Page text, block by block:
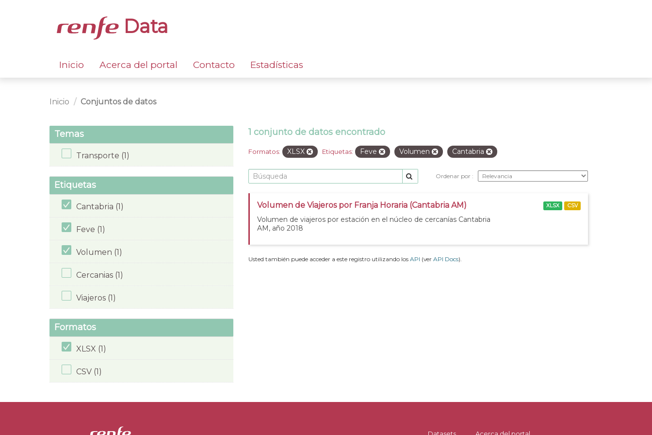
Data
Inicio Acerca del portal Contacto Estadísticas
Inicio Conjuntos de datos
Temas
Transporte (1)
Etiquetas
Cantabria (1)
Feve (1)
Volumen (1)
Cercanias (1)
Viajeros (1)
Formatos
XLSX (1)
CSV (1)
1 conjunto de datos encontrado
Formatos: XLSX Etiquetas: Feve Volumen Cantabria
Ordenar por
Volumen de Viajeros por Franja Horaria (Cantabria AM)
Volumen de viajeros por estación en el núcleo de cercanías Cantabria
AM, año 2018
XLSX CSV
Usted también puede acceder a este registro utilizando los API (ver API Docs).
Datasets Acerca del portal